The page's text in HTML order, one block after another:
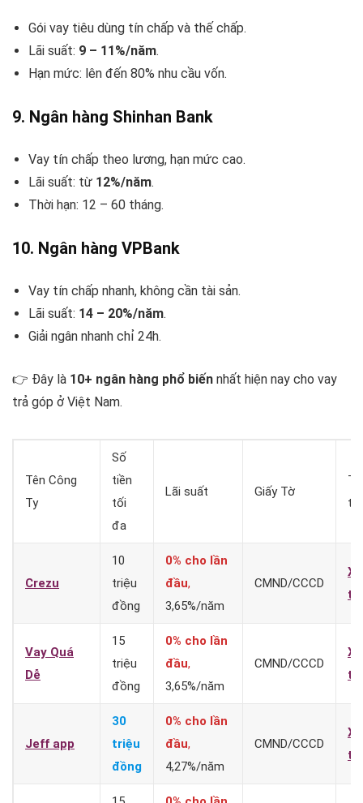
Gói vay tiêu dùng tín chấp và thế chấp.
Lãi suất: 9 – 11%/năm.
Hạn mức: lên đến 80% nhu cầu vốn.
9. Ngân hàng Shinhan Bank
Vay tín chấp theo lương, hạn mức cao.
Lãi suất: từ 12%/năm.
Thời hạn: 12 – 60 tháng.
10. Ngân hàng VPBank
Vay tín chấp nhanh, không cần tài sản.
Lãi suất: 14 – 20%/năm.
Giải ngân nhanh chỉ 24h.
👉 Đây là 10+ ngân hàng phổ biến nhất hiện nay cho vay
trả góp ở Việt Nam.
Tên Công
Ty
Số
tiền
tối
đa
Lãi suất Giấy Tờ
tin
Crezu
10
triệu
đồng
0% cho lần
đầu,
3,65%/năm
CMND/CCCD
Vay Quá
Dễ
15
triệu
đồng
0% cho lần
đầu,
3,65%/năm
CMND/CCCD
Jeff app
30
triệu
đồng
0% cho lần
đầu,
4,27%/năm
CMND/CCCD